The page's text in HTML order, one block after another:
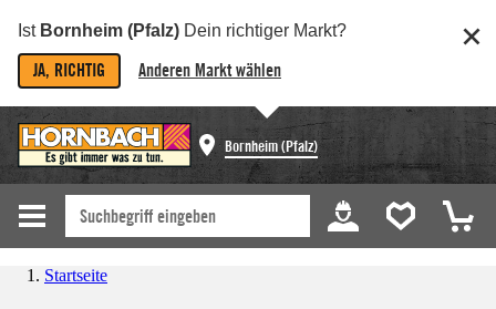
Ist Bornheim (Pfalz) Dein richtiger Markt?
JA, RICHTIG Anderen Markt wählen
Bornheim (Pfalz)
Startseite